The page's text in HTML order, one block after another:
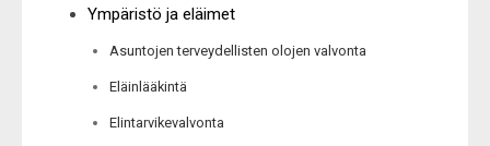
Ympäristö ja eläimet
Asuntojen terveydellisten olojen valvonta
Eläinlääkintä
Elintarvikevalvonta